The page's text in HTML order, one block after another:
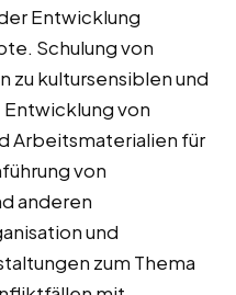
Entwicklung
Schulung von
zu kultursensiblen und
von
Arbeitsmaterialien für
von
anderen
und
zum Thema